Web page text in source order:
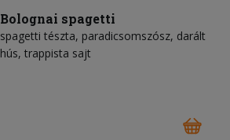
Bolognai spagetti
spagetti tészta, paradicsomszósz, darált
hús, trappista sajt